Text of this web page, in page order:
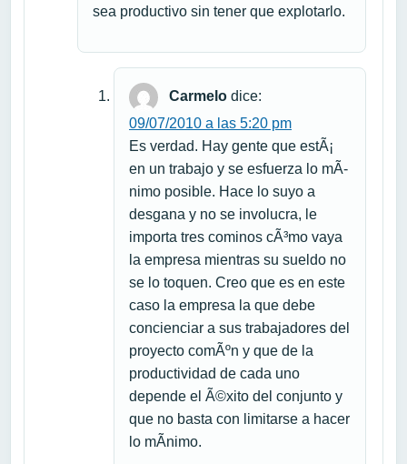
sea productivo sin tener que explotarlo.
Carmelo dice:
09/07/2010 a las 5:20 pm
Es verdad. Hay gente que estÃ¡
en un trabajo y se esfuerza lo mÃ­
nimo posible. Hace lo suyo a
desgana y no se involucra, le
importa tres cominos cÃ³mo vaya
la empresa mientras su sueldo no
se lo toquen. Creo que es en este
caso la empresa la que debe
concienciar a sus trabajadores del
proyecto comÃºn y que de la
productividad de cada uno
depende el Ã©xito del conjunto y
que no basta con limitarse a hacer
lo mÃ­nimo.